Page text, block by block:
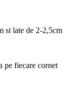
si late de 2-2,5cm
pe fiecare cornet